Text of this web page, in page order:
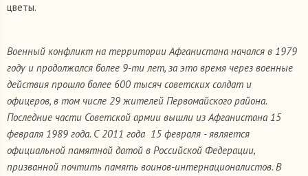
цветы.
Военный конфликт на территории Афганистана начался в 1979
году и продолжался более 9-ти лет, за это время через военные
действия прошло более 600 тысяч советских солдат и
офицеров, в том числе 29 жителей Первомайского района.
Последние части Советской армии вышли из Афганистана 15
февраля 1989 года. С 2011 года 15 февраля - является
официальной памятной датой в Российской Федерации,
призванной почтить память воинов-интернационалистов. В